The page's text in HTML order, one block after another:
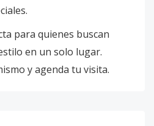
para quienes buscan
en un solo lugar.
y agenda tu visita.